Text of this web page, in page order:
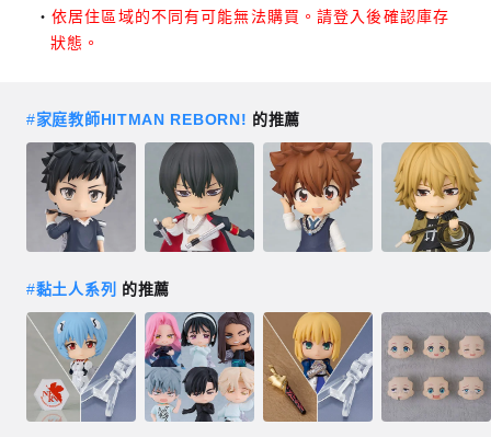
依居住區域的不同有可能無法購買。請登入後確認庫存
狀態。
#家庭教師HITMAN REBORN! 的推薦
#黏土人系列 的推薦